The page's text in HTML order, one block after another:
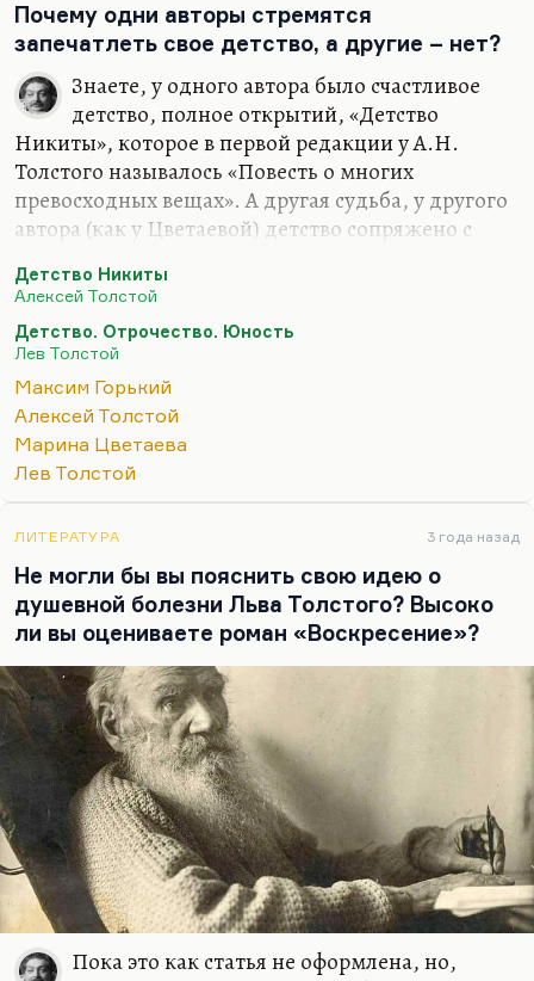
Понимаете, слишком часто иррациональными
вещами — экстазом, бредом, слишком часто этим
оправдывалось зверство. Ведь те люди, которые
ненавидят рациональную…
Почему одни авторы стремятся
запечатлеть свое детство, а другие – нет?
Знаете, у одного автора было счастливое
детство, полное открытий, «Детство
Никиты», которое в первой редакции у А.Н.
Толстого называлось «Повесть о многих
превосходных вещах». А другая судьба, у другого
автора (как у Цветаевой) детство сопряжено с
она сумела написать «Волшебный фонарь» –
для нее порой унижений, порой трагедий. Она
Пастернак называет детство «ковш душевной
глуби». У других авторов детство – как у
Горького. Как сказал Чуковский: «
что он жил в мире патологических садистов. И кроме
Детство Никиты
Алексей Толстой
Детство. Отрочество. Юность
Лев Толстой
Максим Горький
Алексей Толстой
Марина Цветаева
Лев Толстой
ЛИТЕРАТУРА 3 года назад
Не могли бы вы пояснить свою идею о
душевной болезни Льва Толстого? Высоко
ли вы оцениваете роман «Воскресение»?
Пока это как статья не оформлена, но,